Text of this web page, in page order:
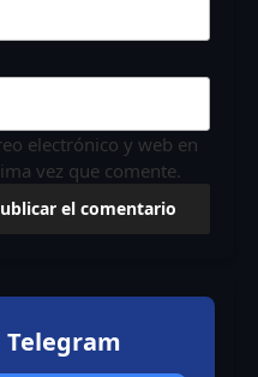
electrónico y web en
vez que comente.
Telegram